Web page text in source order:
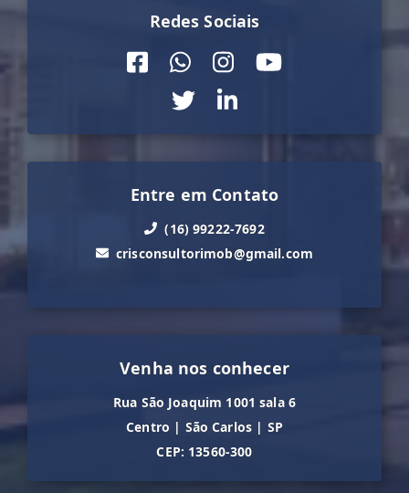
Redes Sociais
Entre em Contato
(16) 99222-7692
crisconsultorimob@gmail.com
Venha nos conhecer
Rua São Joaquim 1001 sala 6
Centro | São Carlos | SP
CEP: 13560-300